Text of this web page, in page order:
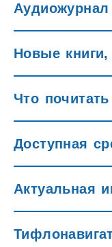
Аудиожурнал
Новые
Что
Доступная
Актуальная